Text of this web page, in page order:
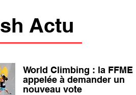
Actu
World Climbing : la FFME
appelée à demander un
nouveau vote